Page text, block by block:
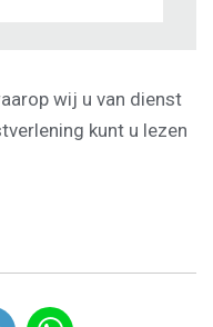
wij u van dienst
kunt u lezen